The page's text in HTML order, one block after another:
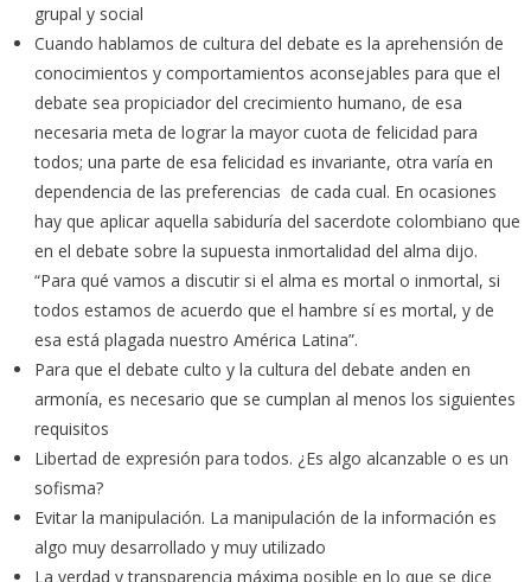
grupal y social
Cuando hablamos de cultura del debate es la aprehensión de
conocimientos y comportamientos aconsejables para que el
debate sea propiciador del crecimiento humano, de esa
necesaria meta de lograr la mayor cuota de felicidad para
todos; una parte de esa felicidad es invariante, otra varía en
dependencia de las preferencias de cada cual. En ocasiones
hay que aplicar aquella sabiduría del sacerdote colombiano que
en el debate sobre la supuesta inmortalidad del alma dijo.
“Para qué vamos a discutir si el alma es mortal o inmortal, si
todos estamos de acuerdo que el hambre sí es mortal, y de
esa está plagada nuestro América Latina”.
Para que el debate culto y la cultura del debate anden en
armonía, es necesario que se cumplan al menos los siguientes
requisitos
Libertad de expresión para todos. ¿Es algo alcanzable o es un
sofisma?
Evitar la manipulación. La manipulación de la información es
algo muy desarrollado y muy utilizado
La verdad y transparencia máxima posible en lo que se dice